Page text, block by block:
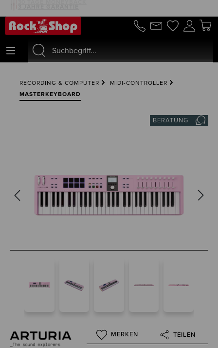
RECORDING & COMPUTER
MIDI-CONTROLLER
MASTERKEYBOARD
BERATUNG
MERKEN TEILEN